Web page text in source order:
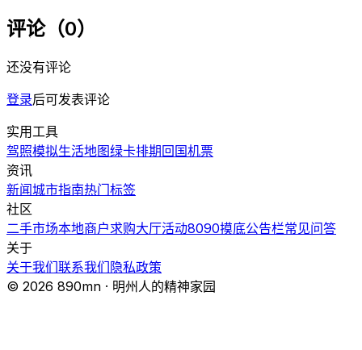
评论（0）
还没有评论
登录后可发表评论
实用工具
驾照模拟生活地图绿卡排期 回国机票
资讯
新闻城市指南热门标签
社区
二手市场本地商户求购大厅活动8090摸底公告栏常见问答
关于
关于我们联系我们 隐私政策
© 2026 890mn · 明州人的精神家园